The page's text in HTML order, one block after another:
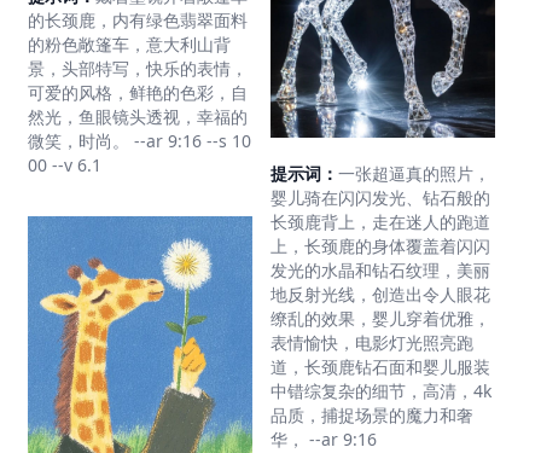
的长颈鹿，内有绿色翡翠面料
的粉色敞篷车，意大利山背
景，头部特写，快乐的表情，
可爱的风格，鲜艳的色彩，自
然光，鱼眼镜头透视，幸福的
微笑，时尚。 --ar 9:16 --s 10
00 --v 6.1
提示词： 一张超逼真的照片，
婴儿骑在闪闪发光、钻石般的
长颈鹿背上，走在迷人的跑道
上，长颈鹿的身体覆盖着闪闪
发光的水晶和钻石纹理，美丽
地反射光线，创造出令人眼花
缭乱的效果，婴儿穿着优雅，
表情愉快，电影灯光照亮跑
道，长颈鹿钻石面和婴儿服装
中错综复杂的细节，高清，4k
品质，捕捉场景的魔力和奢
华， --ar 9:16